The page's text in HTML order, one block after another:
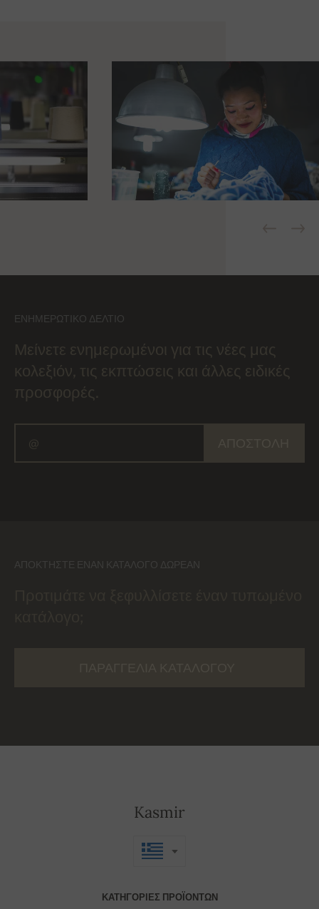
ΕΝΗΜΕΡΩΤΙΚΌ ΔΕΛΤΊΟ
Μείνετε ενημερωμένοι για τις νέες μας
κολεξιόν, τις εκπτώσεις και άλλες ειδικές
προσφορές.
ΑΠΟΚΤΉΣΤΕ ΈΝΑΝ ΚΑΤΆΛΟΓΟ ΔΩΡΕΆΝ
Kasmir
ΚΑΤΗΓΟΡΊΕΣ ΠΡΟΪΌΝΤΩΝ